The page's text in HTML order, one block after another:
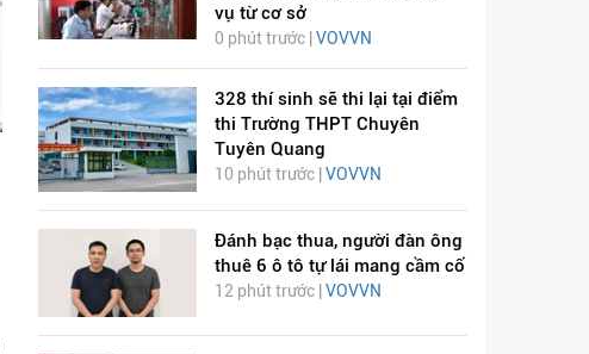
vụ từ cơ sở
0 phút trước | VOVVN
328 thí sinh sẽ thi lại tại điểm
thi Trường THPT Chuyên
Tuyên Quang
10 phút trước | VOVVN
Đánh bạc thua, người đàn ông
thuê 6 ô tô tự lái mang cầm cố
12 phút trước | VOVVN